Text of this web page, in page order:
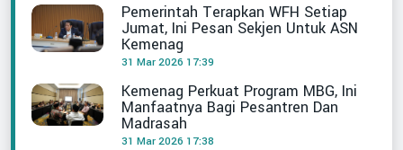
Pemerintah Terapkan WFH Setiap
Jumat, Ini Pesan Sekjen Untuk ASN
Kemenag
31 Mar 2026 17:39
Kemenag Perkuat Program MBG, Ini
Manfaatnya Bagi Pesantren Dan
Madrasah
31 Mar 2026 17:38